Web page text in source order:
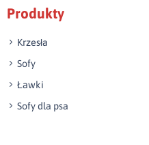
Produkty
Krzesła
Sofy
Ławki
Sofy dla psa